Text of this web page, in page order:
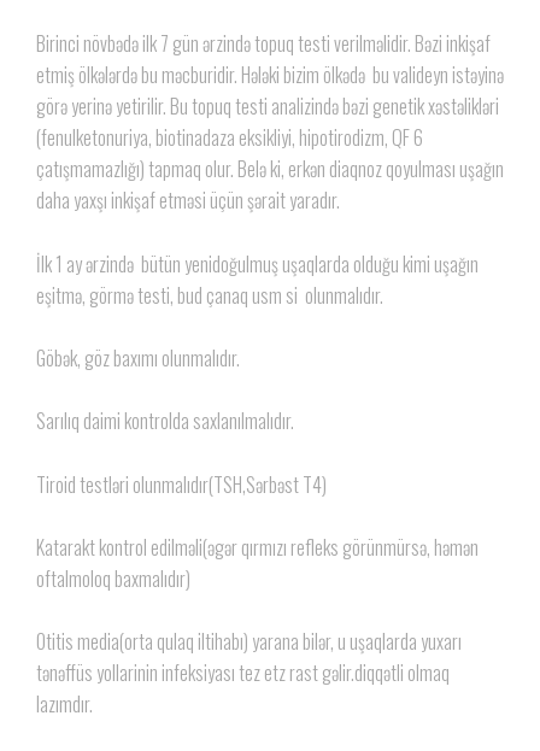
Birinci növbədə ilk 7 gün ərzində topuq testi verilməlidir. Bəzi inkişaf
etmiş ölkələrdə bu məcburidir. Hələki bizim ölkədə bu valideyn istəyinə
görə yerinə yetirilir. Bu topuq testi analizində bəzi genetik xəstəlikləri
(fenulketonuriya, biotinadaza eksikliyi, hipotirodizm, QF 6
çatışmamazlığı) tapmaq olur. Belə ki, erkən diaqnoz qoyulması uşağın
daha yaxşı inkişaf etməsi üçün şərait yaradır.
İlk 1 ay ərzində bütün yenidoğulmuş uşaqlarda olduğu kimi uşağın
eşitmə, görmə testi, bud çanaq usm si olunmalıdır.
Göbək, göz baxımı olunmalıdır.
Sarılıq daimi kontrolda saxlanılmalıdır.
Tiroid testləri olunmalıdır(TSH,Sərbəst T4)
Katarakt kontrol edilməli(əgər qırmızı refleks görünmürsə, həmən
oftalmoloq baxmalıdır)
Otitis media(orta qulaq iltihabı) yarana bilər, u uşaqlarda yuxarı
tənəffüs yollarinin infeksiyası tez etz rast gəlir.diqqətli olmaq
lazımdır.